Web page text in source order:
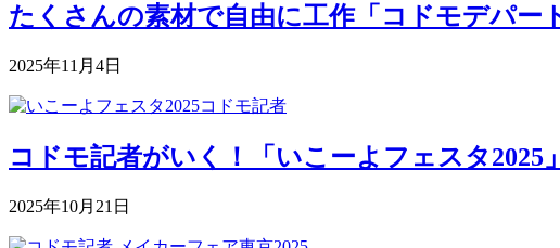
たくさんの素材で自由に工作「コドモデパー
2025年11月4日
コドモ記者がいく！「いこーよフェスタ2025
2025年10月21日